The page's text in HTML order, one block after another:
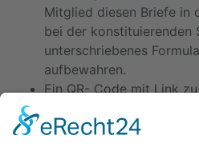
Mitglied diesen Briefe in
bei der konstituierenden
unterschriebenes
aufbewahren.
Ein QR- Code mit Link
dem Brief hinterlegt. Den